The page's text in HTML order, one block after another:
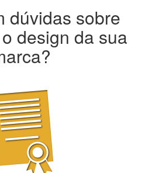
dúvidas sobre
design da sua